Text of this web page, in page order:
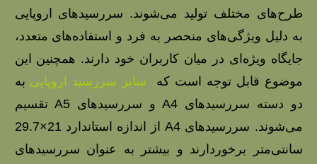
طرح‌های مختلف تولید می‌شوند. سررسیدهای اروپایی
به دلیل ویژگی‌های منحصر به فرد و استفاده‌های متعدد،
جایگاه ویژه‌ای در میان کاربران خود دارند. همچنین این
موضوع قابل توجه است که سایز سررسید اروپایی به
دو دسته سررسیدهای A4 و سررسیدهای A5 تقسیم
می‌شوند. سررسیدهای A4 از اندازه استاندارد 21×29.7
سانتی‌متر برخوردارند و بیشتر به عنوان سررسیدهای